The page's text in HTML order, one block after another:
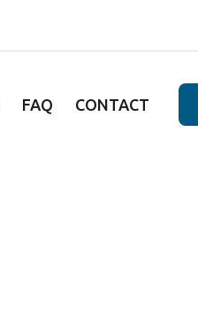
FAQ CONTACT